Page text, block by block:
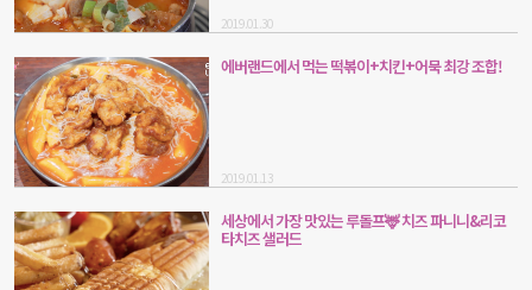
2019.01.30
에버랜드에서 먹는 떡볶이+치킨+어묵 최강 조합!
2019.01.13
세상에서 가장 맛있는 루돌프🦌 치즈 파니니&리코
타치즈 샐러드